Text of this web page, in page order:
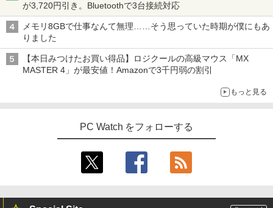
が3,720円引き。Bluetoothで3台接続対応
メモリ8GBで仕事なんて無理……そう思っていた時期が僕にもあ
りました
【本日みつけたお買い得品】ロジクールの高級マウス「MX
MASTER 4」が最安値！Amazonで3千円弱の割引
もっと見る
PC Watch をフォローする